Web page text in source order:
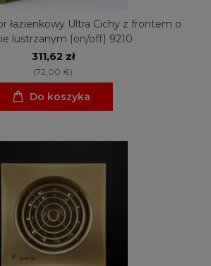
łazienkowy Ultra Cichy z frontem o
efekcie lustrzanym [on/off] 9210
311,62 zł
(72,00 €)
Do koszyka